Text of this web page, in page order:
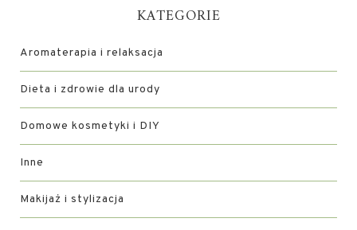
KATEGORIE
Aromaterapia i relaksacja
Dieta i zdrowie dla urody
Domowe kosmetyki i DIY
Inne
Makijaż i stylizacja